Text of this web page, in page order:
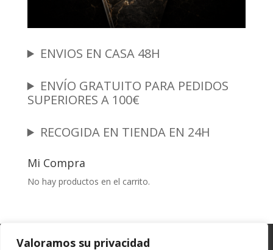
Valoramos su privacidad
ENVIOS EN CASA 48H
ENVÍO GRATUITO PARA PEDIDOS
SUPERIORES A 100€
RECOGIDA EN TIENDA EN 24H
Mi Compra
No hay productos en el carrito.
Garantia y Autenticidad